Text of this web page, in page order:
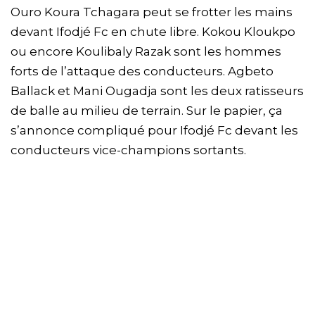
Ouro Koura Tchagara peut se frotter les mains
devant Ifodjé Fc en chute libre. Kokou Kloukpo
ou encore Koulibaly Razak sont les hommes
forts de l’attaque des conducteurs. Agbeto
Ballack et Mani Ougadja sont les deux ratisseurs
de balle au milieu de terrain. Sur le papier, ça
s’annonce compliqué pour Ifodjé Fc devant les
conducteurs vice-champions sortants.